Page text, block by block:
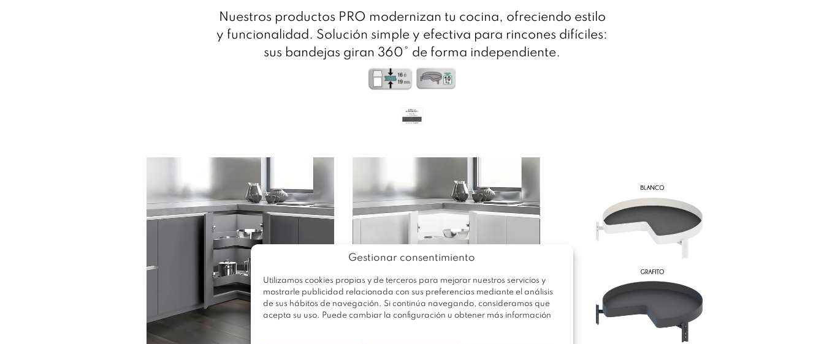
Gestionar consentimiento
Utilizamos cookies propias y de terceros para mejorar nuestros servicios y
mostrarle publicidad relacionada con sus preferencias mediante el análisis
de sus hábitos de navegación. Si continúa navegando, consideramos que
acepta su uso. Puede cambiar la configuración u obtener más información
Nuestros productos PRO modernizan tu cocina, ofreciendo estilo
y funcionalidad. Solución simple y efectiva para rincones difíciles:
sus bandejas giran 360° de forma independiente.